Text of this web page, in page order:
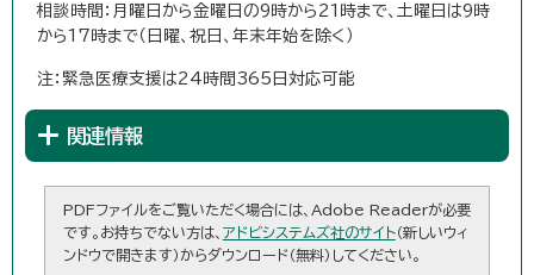
相談時間：月曜日から金曜日の9時から21時まで、土曜日は9時
から17時まで（日曜、祝日、年末年始を除く）
注：緊急医療支援は24時間365日対応可能
関連情報
PDFファイルをご覧いただく場合には、Adobe Readerが必要
です。お持ちでない方は、 アドビシステムズ社のサイト（新しいウィ
ンドウで開きます）からダウンロード（無料）してください。